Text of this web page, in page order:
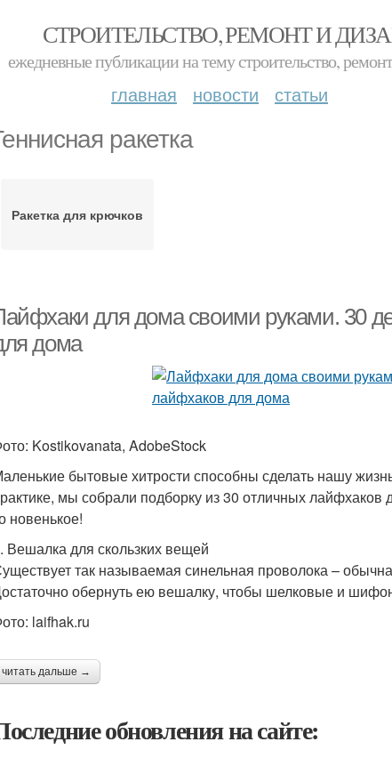
СТРОИТЕЛЬСТВО, РЕМОНТ И
ежедневные публикации на тему строительство,
главная новости статьи
ракетка
Ракетка для крючков
для дома своими руками. 30
дома
Kostikovanata, AdobeStock
бытовые хитрости способны сделать нашу
мы собрали подборку из 30 отличных
новенькое!
Вешалка для скользких вещей
так называемая синельная проволока –
обернуть ею вешалку, чтобы шелковые и
laifhak.ru
читать дальше →
обновления на сайте: